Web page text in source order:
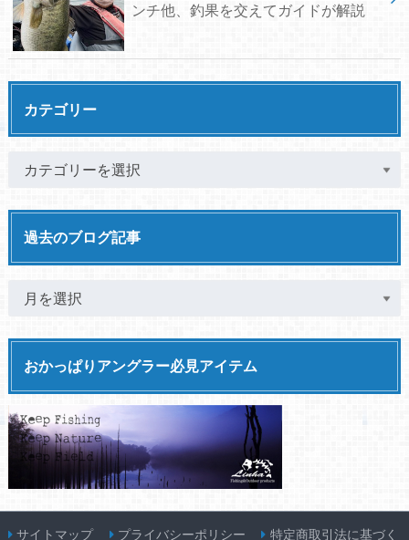
ンチ他、釣果を交えてガイドが解説
カテゴリー
過去のブログ記事
おかっぱりアングラー必見アイテム
サイトマップ プライバシーポリシー 特定商取引法に基づく